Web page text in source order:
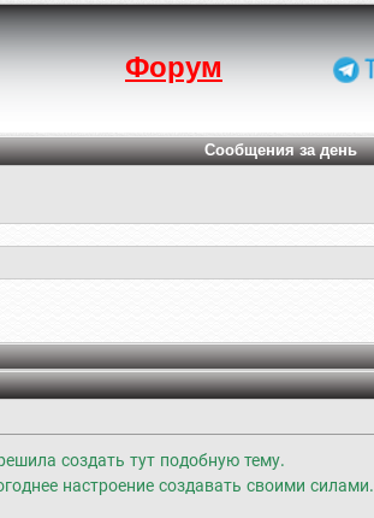
Форум
Сообщения за день
создать тут подобную тему.
настроение создавать своими силами.